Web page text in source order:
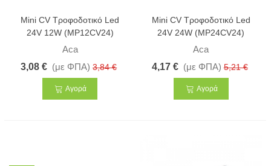
Mini CV Τροφοδοτικό Led
24V 12W (MP12CV24)
Aca
3,08 € (με ΦΠΑ) 3,84 €
Αγορά
Mini CV Τροφοδοτικό Led
24V 24W (MP24CV24)
Aca
4,17 € (με ΦΠΑ) 5,21 €
Αγορά